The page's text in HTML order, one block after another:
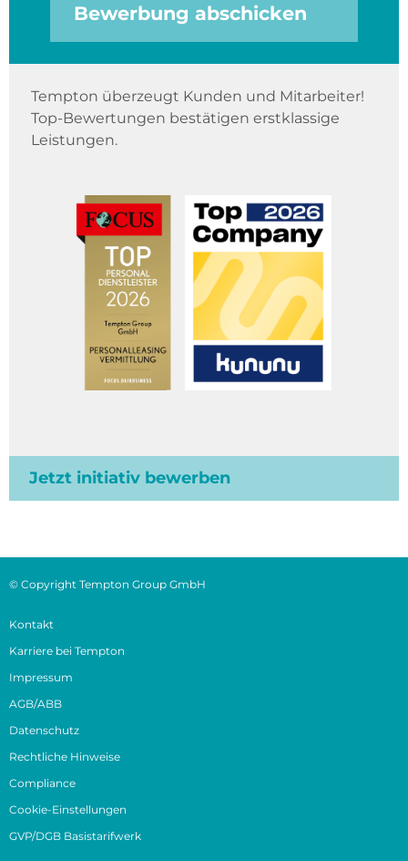
Bewerbung abschicken
Tempton überzeugt Kunden und Mitarbeiter!
Top-Bewertungen bestätigen erstklassige
Leistungen.
Jetzt initiativ bewerben
© Copyright Tempton Group GmbH
Kontakt
Karriere bei Tempton
Impressum
AGB/ABB
Datenschutz
Rechtliche Hinweise
Compliance
Cookie-Einstellungen
GVP/DGB Basistarifwerk